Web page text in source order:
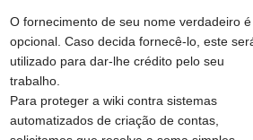
O fornecimento de seu nome verdadeiro é
opcional. Caso decida fornecê-lo, este
utilizado para dar-lhe crédito pelo seu
trabalho.
Para proteger a wiki contra sistemas
automatizados de criação de contas,